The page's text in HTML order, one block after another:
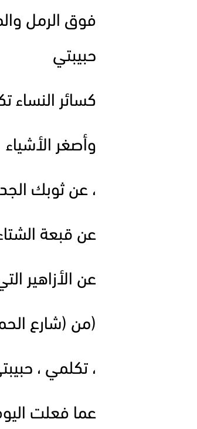
فوق الرمل
حبيبتي
كسائر النساء
وأصغر الأشياء
، عن ثوبك
عن قبعة
عن الأزاهير
(من (شارع
، تكلمي ،
عما فعلت